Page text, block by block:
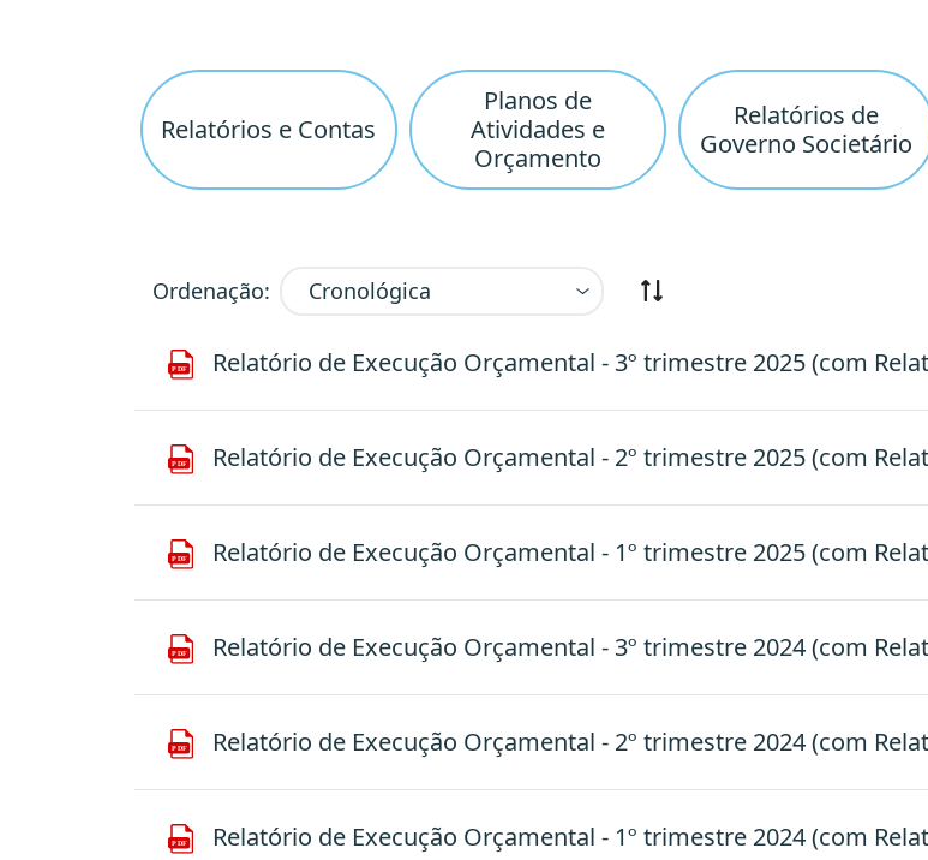
Relatórios e Contas
Planos de
Atividades e
Orçamento
Relatórios de
Governo Societário
Ordenação:
Relatório de Execução Orçamental - 3º trimestre 2025 (com
Relatório de Execução Orçamental - 2º trimestre 2025 (com
Relatório de Execução Orçamental - 1º trimestre 2025 (com
Relatório de Execução Orçamental - 3º trimestre 2024 (com
Relatório de Execução Orçamental - 2º trimestre 2024 (com
Relatório de Execução Orçamental - 1º trimestre 2024 (com